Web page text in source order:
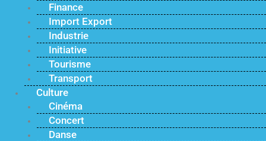
Finance
Import Export
Industrie
Initiative
Tourisme
Transport
Culture
Cinéma
Concert
Danse